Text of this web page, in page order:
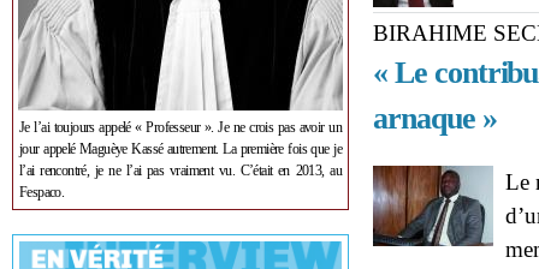
Je l’ai toujours appelé « Professeur ». Je ne crois pas avoir un
jour appelé Maguèye Kassé autrement. La première fois que je
l’ai rencontré, je ne l’ai pas vraiment vu. C’était en 2013, au
Fespaco.
BIRAHIME
« Le
arnaque »
Le